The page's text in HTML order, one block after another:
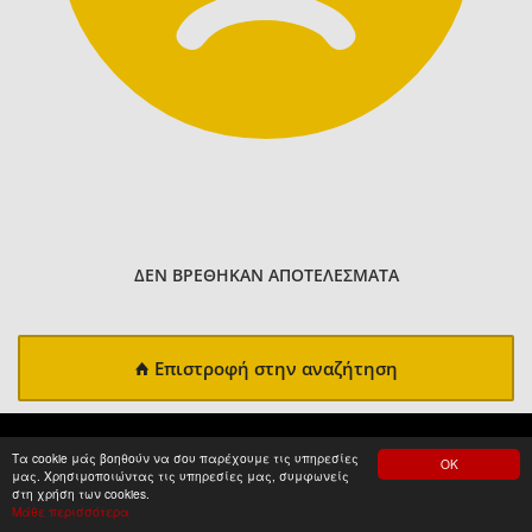
ΟΚ
Τα cookie μάς βοηθούν να σου παρέχουμε τις υπηρεσίες
μας. Χρησιμοποιώντας τις υπηρεσίες μας, συμφωνείς
στη χρήση των cookies.
Μάθε περισσότερα
ΔΕΝ ΒΡΕΘΗΚΑΝ ΑΠΟΤΕΛΕΣΜΑΤΑ
Επιστροφή στην αναζήτηση